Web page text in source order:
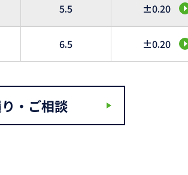
5.5 ±0.20
6.5 ±0.20
・ご相談